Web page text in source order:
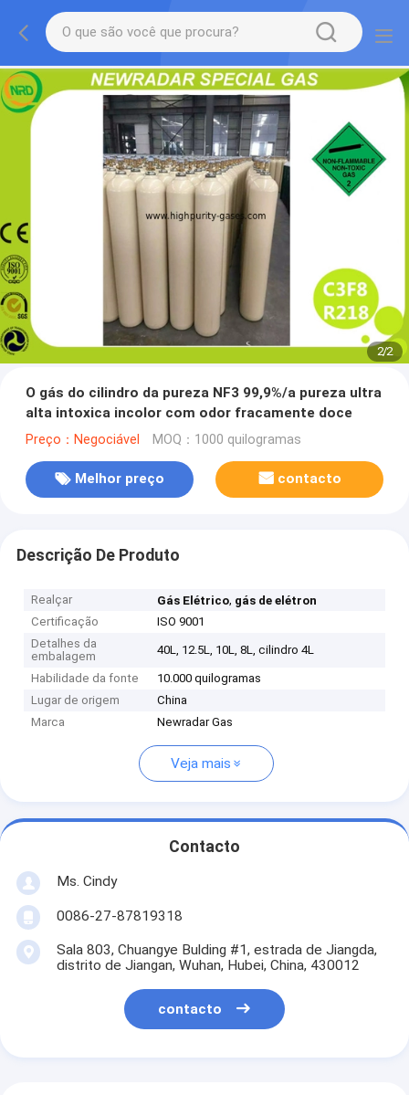
2/2
O gás do cilindro da pureza NF3 99,9%/a pureza ultra
alta intoxica incolor com odor fracamente doce
Preço：Negociável MOQ：1000 quilogramas
Melhor preço contacto
Descrição De Produto
Realçar Gás Elétrico, gás de elétron
Certificação
ISO 9001
Detalhes da
embalagem
40L, 12.5L, 10L, 8L, cilindro 4L
Habilidade da fonte
10.000 quilogramas
Lugar de origem
China
Marca
Newradar Gas
Veja mais
Contacto
Ms. Cindy
0086-27-87819318
Sala 803, Chuangye Bulding #1, estrada de Jiangda,
distrito de Jiangan, Wuhan, Hubei, China, 430012
contacto